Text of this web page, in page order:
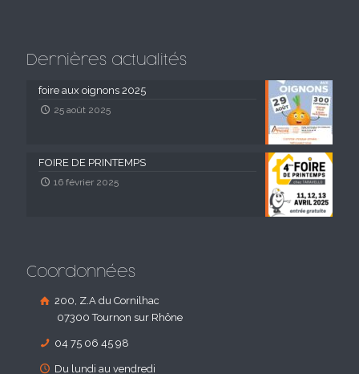
Dernières actualités
foire aux oignons 2025
25 août 2025
FOIRE DE PRINTEMPS
16 février 2025
Coordonnées
200, Z.A du Cornilhac
07300 Tournon sur Rhône
04 75 06 45 98
Du lundi au vendredi